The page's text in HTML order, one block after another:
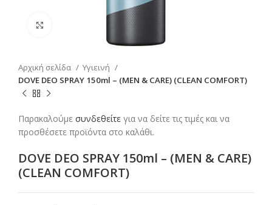
Αρχική σελίδα
Υγιεινή
DOVE DEO SPRAY 150ml – (MEN & CARE) (CLEAN COMFORT)
Παρακαλούμε συνδεθείτε για να δείτε τις τιμές και να
προσθέσετε προϊόντα στο καλάθι.
DOVE DEO SPRAY 150ml – (MEN & CARE)
(CLEAN COMFORT)